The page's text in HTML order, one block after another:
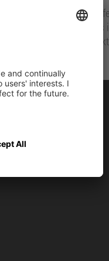
Bei der
Der aktuelle Modus
wird die